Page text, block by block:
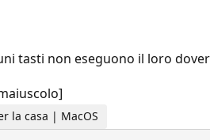
tasti non eseguono il loro
la casa | MacOS